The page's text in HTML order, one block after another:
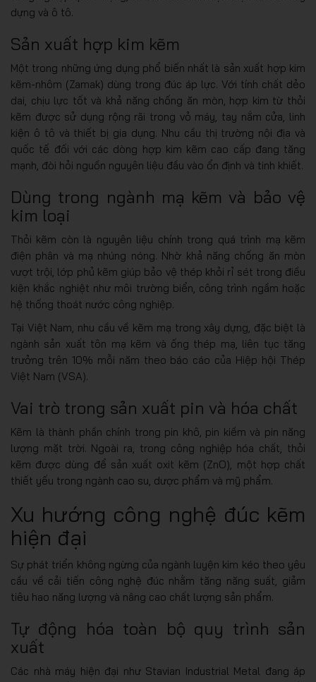
dựng và ô tô.
Sản xuất hợp kim kẽm
Một trong những ứng dụng phổ biến nhất là sản xuất hợp kim
kẽm-nhôm (Zamak) dùng trong đúc áp lực. Với tính chất dẻo
dai, chịu lực tốt và khả năng chống ăn mòn, hợp kim từ thỏi
kẽm được sử dụng rộng rãi trong vỏ máy, tay nắm cửa, linh
kiện ô tô và thiết bị gia dụng. Nhu cầu thị trường nội địa và
quốc tế đối với các dòng hợp kim kẽm cao cấp đang tăng
mạnh, đòi hỏi nguồn nguyên liệu đầu vào ổn định và tinh khiết.
Dùng trong ngành mạ kẽm và bảo vệ
kim loại
Thỏi kẽm còn là nguyên liệu chính trong quá trình mạ kẽm
điện phân và mạ nhúng nóng. Nhờ khả năng chống ăn mòn
vượt trội, lớp phủ kẽm giúp bảo vệ thép khỏi rỉ sét trong điều
kiện khắc nghiệt như môi trường biển, công trình ngầm hoặc
hệ thống thoát nước công nghiệp.
Tại Việt Nam, nhu cầu về kẽm mạ trong xây dựng, đặc biệt là
ngành sản xuất tôn mạ kẽm và ống thép mạ, liên tục tăng
trưởng trên 10% mỗi năm theo báo cáo của Hiệp hội Thép
Việt Nam (VSA).
Vai trò trong sản xuất pin và hóa chất
Kẽm là thành phần chính trong pin khô, pin kiềm và pin năng
lượng mặt trời. Ngoài ra, trong công nghiệp hóa chất, thỏi
kẽm được dùng để sản xuất oxit kẽm (ZnO), một hợp chất
thiết yếu trong ngành cao su, dược phẩm và mỹ phẩm.
Xu hướng công nghệ đúc kẽm
hiện đại
Sự phát triển không ngừng của ngành luyện kim kéo theo yêu
cầu về cải tiến công nghệ đúc nhằm tăng năng suất, giảm
tiêu hao năng lượng và nâng cao chất lượng sản phẩm.
Tự động hóa toàn bộ quy trình sản
xuất
Các nhà máy hiện đại như Stavian Industrial Metal đang áp